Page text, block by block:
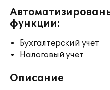
функции:
Бухгалтерский учет
Налоговый учет
Описание